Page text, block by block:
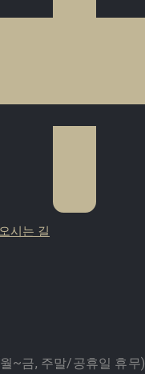
시는 길
~금, 주말/공휴일 휴무)